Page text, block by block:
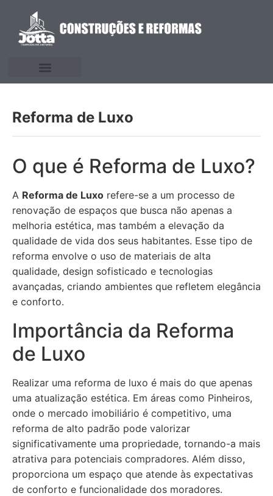
Reforma de Luxo
O que é Reforma de Luxo?
A Reforma de Luxo refere-se a um processo de
renovação de espaços que busca não apenas a
melhoria estética, mas também a elevação da
qualidade de vida dos seus habitantes. Esse tipo de
reforma envolve o uso de materiais de alta
qualidade, design sofisticado e tecnologias
avançadas, criando ambientes que refletem elegância
e conforto.
Importância da Reforma
de Luxo
Realizar uma reforma de luxo é mais do que apenas
uma atualização estética. Em áreas como Pinheiros,
onde o mercado imobiliário é competitivo, uma
reforma de alto padrão pode valorizar
significativamente uma propriedade, tornando-a mais
atrativa para potenciais compradores. Além disso,
proporciona um espaço que atende às expectativas
de conforto e funcionalidade dos moradores.